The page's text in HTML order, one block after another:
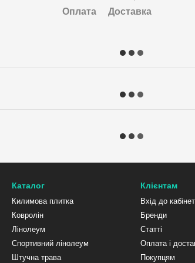
Оплата Доставка
Каталог
Килимова плитка
Ковролін
Лінолеум
Спортивний лінолеум
Штучна трава
Клієнтам
Вхід до
Бренди
Статті
Оплата і
Покупцям